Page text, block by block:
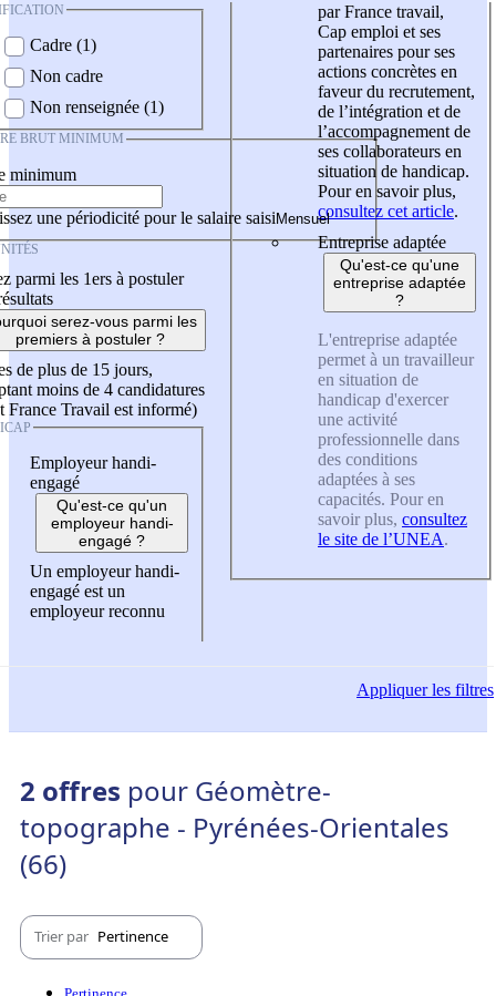
Cadre (1)
Non cadre
Non renseignée (1)
BRUT MINIMUM
minimum
une périodicité pour le salaire saisi
parmi les 1ers à postuler
serez-vous parmi les
premiers à postuler ?
de plus de 15 jours,
moins de 4 candidatures
France Travail est informé)
Employeur handi-
engagé
Qu'est-ce qu'un
employeur handi-
engagé ?
Un employeur handi-
engagé est un
employeur reconnu
par France travail,
Cap emploi et ses
partenaires pour ses
actions concrètes en
faveur du recrutement,
de l’intégration et de
l’accompagnement de
ses collaborateurs en
situation de handicap.
Pour en savoir plus,
consultez cet article.
Entreprise adaptée
Qu'est-ce qu'une
entreprise adaptée
?
L'entreprise adaptée
permet à un travailleur
en situation de
handicap d'exercer
une activité
professionnelle dans
des conditions
adaptées à ses
capacités. Pour en
savoir plus, consultez
le site de l’UNEA.
Appliquerles filtres
2 offres pour Géomètre-
topographe - Pyrénées-Orientales
(66)
Trier par Pertinence